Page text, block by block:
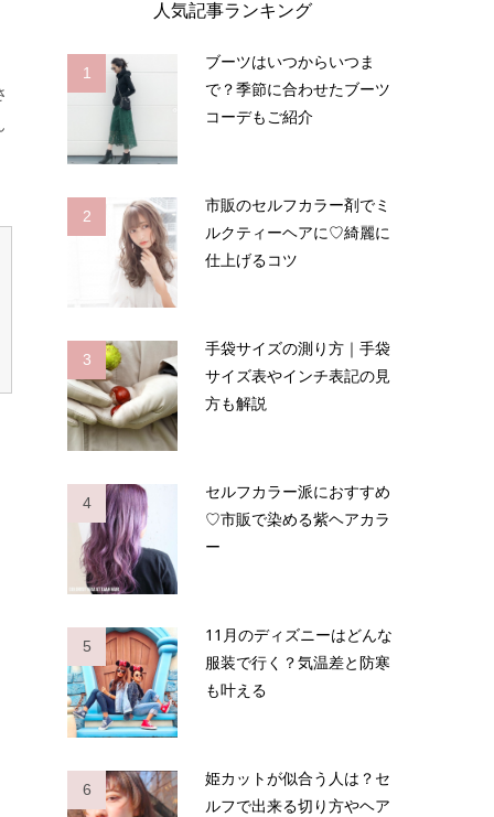
人気記事ランキング
1
ブーツはいつからいつま
で？季節に合わせたブーツ
コーデもご紹介
2
市販のセルフカラー剤でミ
ルクティーヘアに♡綺麗に
仕上げるコツ
3
手袋サイズの測り方｜手袋
サイズ表やインチ表記の見
方も解説
4
セルフカラー派におすすめ
♡市販で染める紫ヘアカラ
ー
5
11月のディズニーはどんな
服装で行く？気温差と防寒
も叶える
6
姫カットが似合う人は？セ
ルフで出来る切り方やヘア